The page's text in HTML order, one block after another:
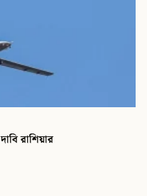
রাশিয়ার